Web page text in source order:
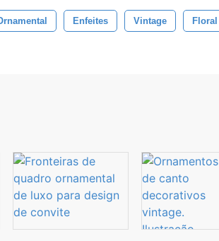
Enfeites Vintage Floral